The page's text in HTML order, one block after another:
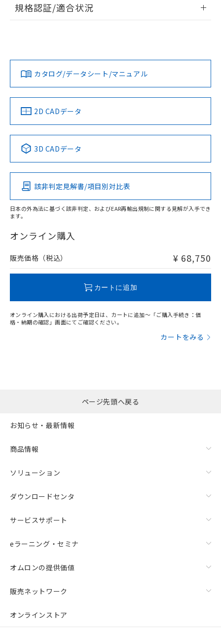
ログイン/会員登録
ダウンロードデータをご利用いただく前に、以下を必ずお読
みください。
ソフトウェアの使用条件
EU RoHS 注意事項・凡例
対応済み
中国 RoHS 注意事項・凡例
Pb Hg Cd Cr(VI)
O
在庫等で未対応品が混在する可能性があります。
問い合わせください。
規格認証/適合状況
LR型式承認
（イギリス
船舶規格）
DNV型式承認
（ノルウェー
BV型式承認
（フランス
KR型式
（韓国
Yes No No No
この製品の規格認証/適合状況ページへ
その他の認証はこちらのページからご検索ください
カタログ/データシート/マニュアル
2D CADデータ
3D CADデータ
該非判定見解書/項目別対比表
日本の外為法に基づく該非判定、およびEAR再輸出規制に関する見解が入手でき
ます。
オンライン購入
販売価格（税込） ¥ 68,750
カートに追加
オンライン購入における出荷予定日は、カートに追加～「ご購入手続き：価
格・納期の確認」画面にてご確認ください。
カートをみる
ページ先頭へ戻る
お知らせ・最新情報
商品情報
ソリューション
ダウンロードセンタ
サービスサポート
eラーニング・セミナ
オムロンの提供価値
販売ネットワーク
オンラインストア